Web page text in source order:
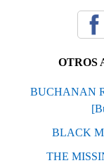
OTROS
BUCHANAN
BLACK
THE